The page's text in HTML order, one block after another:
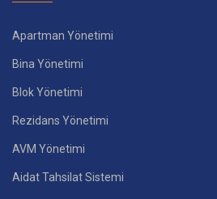
Apartman Yönetimi
Bina Yönetimi
Blok Yönetimi
Rezidans Yönetimi
AVM Yönetimi
Aidat Tahsilat Sistemi